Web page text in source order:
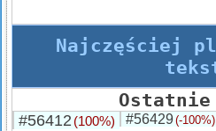
Najczęściej
#56412 (100%) #56429(-100%)